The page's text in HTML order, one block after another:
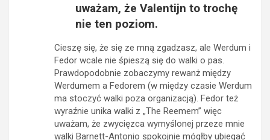
uważam, że Valentijn to trochę
nie ten poziom.
Cieszę się, że się ze mną zgadzasz, ale Werdum i
Fedor wcale nie śpieszą się do walki o pas.
Prawdopodobnie zobaczymy rewanż między
Werdumem a Fedorem (w między czasie Werdum
ma stoczyć walki poza organizacją). Fedor też
wyraźnie unika walki z „The Reemem” więc
uważam, że zwycięzca wymyślonej przeze mnie
walki Barnett-Antonio spokojnie mógłby ubiegać